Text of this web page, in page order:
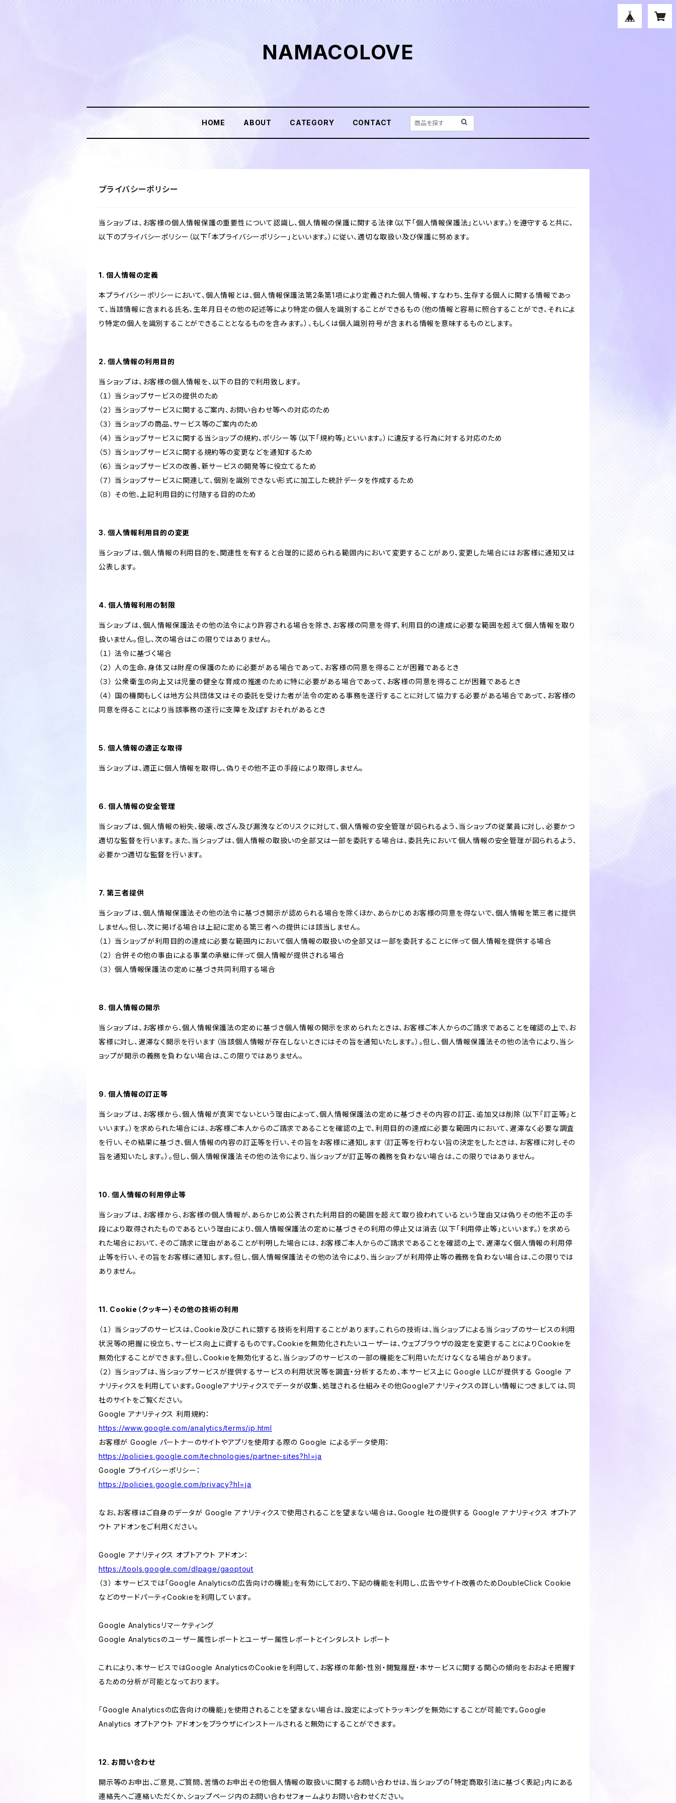
NAMACOLOVE
HOME ABOUT CATEGORY CONTACT
プライバシーポリシー
当ショップは、お客様の個人情報保護の重要性について認識し、個人情報の保護に関する法律（以下「個人情報保護法」といいます。）を遵守すると共に、
以下のプライバシーポリシー（以下「本プライバシーポリシー」といいます。）に従い、適切な取扱い及び保護に努めます。
1. 個人情報の定義
本プライバシーポリシーにおいて、個人情報とは、個人情報保護法第2条第1項により定義された個人情報、すなわち、生存する個人に関する情報であっ
て、当該情報に含まれる氏名、生年月日その他の記述等により特定の個人を識別することができるもの（他の情報と容易に照合することができ、それによ
り特定の個人を識別することができることとなるものを含みます。）、もしくは個人識別符号が含まれる情報を意味するものとします。
2. 個人情報の利用目的
当ショップは、お客様の個人情報を、以下の目的で利用致します。
（１） 当ショップサービスの提供のため
（２） 当ショップサービスに関するご案内、お問い合わせ等への対応のため
（３） 当ショップの商品、サービス等のご案内のため
（４） 当ショップサービスに関する当ショップの規約、ポリシー等（以下「規約等」といいます。）に違反する行為に対する対応のため
（５） 当ショップサービスに関する規約等の変更などを通知するため
（６） 当ショップサービスの改善、新サービスの開発等に役立てるため
（７） 当ショップサービスに関連して、個別を識別できない形式に加工した統計データを作成するため
（８） その他、上記利用目的に付随する目的のため
3. 個人情報利用目的の変更
当ショップは、個人情報の利用目的を、関連性を有すると合理的に認められる範囲内において変更することがあり、変更した場合にはお客様に通知又は
公表します。
4. 個人情報利用の制限
当ショップは、個人情報保護法その他の法令により許容される場合を除き、お客様の同意を得ず、利用目的の達成に必要な範囲を超えて個人情報を取り
扱いません。但し、次の場合はこの限りではありません。
（１） 法令に基づく場合
（２） 人の生命、身体又は財産の保護のために必要がある場合であって、お客様の同意を得ることが困難であるとき
（３） 公衆衛生の向上又は児童の健全な育成の推進のために特に必要がある場合であって、お客様の同意を得ることが困難であるとき
（４） 国の機関もしくは地方公共団体又はその委託を受けた者が法令の定める事務を遂行することに対して協力する必要がある場合であって、お客様の
同意を得ることにより当該事務の遂行に支障を及ぼすおそれがあるとき
5. 個人情報の適正な取得
当ショップは、適正に個人情報を取得し、偽りその他不正の手段により取得しません。
6. 個人情報の安全管理
当ショップは、個人情報の紛失、破壊、改ざん及び漏洩などのリスクに対して、個人情報の安全管理が図られるよう、当ショップの従業員に対し、必要かつ
適切な監督を行います。また、当ショップは、個人情報の取扱いの全部又は一部を委託する場合は、委託先において個人情報の安全管理が図られるよう、
必要かつ適切な監督を行います。
7. 第三者提供
当ショップは、個人情報保護法その他の法令に基づき開示が認められる場合を除くほか、あらかじめお客様の同意を得ないで、個人情報を第三者に提供
しません。但し、次に掲げる場合は上記に定める第三者への提供には該当しません。
（１） 当ショップが利用目的の達成に必要な範囲内において個人情報の取扱いの全部又は一部を委託することに伴って個人情報を提供する場合
（２） 合併その他の事由による事業の承継に伴って個人情報が提供される場合
（３） 個人情報保護法の定めに基づき共同利用する場合
8. 個人情報の開示
当ショップは、お客様から、個人情報保護法の定めに基づき個人情報の開示を求められたときは、お客様ご本人からのご請求であることを確認の上で、お
客様に対し、遅滞なく開示を行います（当該個人情報が存在しないときにはその旨を通知いたします。）。但し、個人情報保護法その他の法令により、当シ
ョップが開示の義務を負わない場合は、この限りではありません。
9. 個人情報の訂正等
当ショップは、お客様から、個人情報が真実でないという理由によって、個人情報保護法の定めに基づきその内容の訂正、追加又は削除（以下「訂正等」と
いいます。）を求められた場合には、お客様ご本人からのご請求であることを確認の上で、利用目的の達成に必要な範囲内において、遅滞なく必要な調査
を行い、その結果に基づき、個人情報の内容の訂正等を行い、その旨をお客様に通知します（訂正等を行わない旨の決定をしたときは、お客様に対しその
旨を通知いたします。）。但し、個人情報保護法その他の法令により、当ショップが訂正等の義務を負わない場合は、この限りではありません。
10. 個人情報の利用停止等
当ショップは、お客様から、お客様の個人情報が、あらかじめ公表された利用目的の範囲を超えて取り扱われているという理由又は偽りその他不正の手
段により取得されたものであるという理由により、個人情報保護法の定めに基づきその利用の停止又は消去（以下「利用停止等」といいます。）を求めら
れた場合において、そのご請求に理由があることが判明した場合には、お客様ご本人からのご請求であることを確認の上で、遅滞なく個人情報の利用停
止等を行い、その旨をお客様に通知します。但し、個人情報保護法その他の法令により、当ショップが利用停止等の義務を負わない場合は、この限りでは
ありません。
11. Cookie（クッキー）その他の技術の利用
（１） 当ショップのサービスは、Cookie及びこれに類する技術を利用することがあります。これらの技術は、当ショップによる当ショップのサービスの利用
状況等の把握に役立ち、サービス向上に資するものです。Cookieを無効化されたいユーザーは、ウェブブラウザの設定を変更することによりCookieを
無効化することができます。但し、Cookieを無効化すると、当ショップのサービスの一部の機能をご利用いただけなくなる場合があります。
（２） 当ショップは、当ショップサービスが提供するサービスの利用状況等を調査・分析するため、本サービス上に Google LLCが提供する Google ア
ナリティクスを利用しています。Googleアナリティクスでデータが収集、処理される仕組みその他Googleアナリティクスの詳しい情報につきましては、同
社のサイトをご覧ください。
Google アナリティクス 利用規約：
https://www.google.com/analytics/terms/jp.html
お客様が Google パートナーのサイトやアプリを使用する際の Google によるデータ使用：
https://policies.google.com/technologies/partner-sites?hl=ja
Google プライバシーポリシー：
https://policies.google.com/privacy?hl=ja
なお、お客様はご自身のデータが Google アナリティクスで使用されることを望まない場合は、Google 社の提供する Google アナリティクス オプトア
ウト アドオンをご利用ください。
Google アナリティクス オプトアウト アドオン：
https://tools.google.com/dlpage/gaoptout
（３） 本サービスでは「Google Analyticsの広告向けの機能」を有効にしており、下記の機能を利用し、広告やサイト改善のためDoubleClick Cookie
などのサードパーティCookieを利用しています。
Google Analyticsリマーケティング
Google Analyticsのユーザー属性レポートとユーザー属性レポートとインタレスト レポート
これにより、本サービスではGoogle AnalyticsのCookieを利用して、お客様の年齢・性別・閲覧履歴・本サービスに関する関心の傾向をおおよそ把握す
るための分析が可能となっております。
「Google Analyticsの広告向けの機能」を使用されることを望まない場合は、設定によってトラッキングを無効にすることが可能です。Google
Analytics オプトアウト アドオンをブラウザにインストールされると無効にすることができます。
12. お問い合わせ
開示等のお申出、ご意見、ご質問、苦情のお申出その他個人情報の取扱いに関するお問い合わせは、当ショップの「特定商取引法に基づく表記」内にある
連絡先へご連絡いただくか、ショップページ内のお問い合わせフォームよりお問い合わせください。